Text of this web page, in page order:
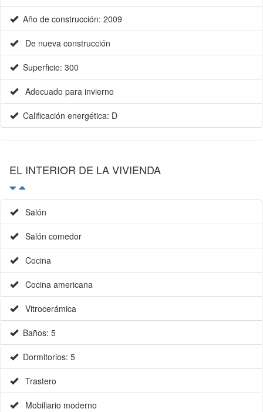
Año de construcción: 2009
De nueva construcción
Superficie: 300
Adecuado para invierno
Calificación energética: D
EL INTERIOR DE LA VIVIENDA
Salón
Salón comedor
Cocina
Cocina americana
Vitrocerámica
Baños: 5
Dormitorios: 5
Trastero
Mobiliario moderno